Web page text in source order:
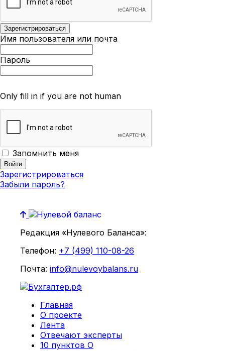
Имя пользователя или почта
Пароль
Only fill in if you are not human
Запомнить меня
Зарегистрироваться
Забыли пароль?
Редакция «Нулевого Баланса»:
Телефон: +7 (499) 110-08-26
Почта: info@nulevoybalans.ru
Главная
О проекте
Лента
Отвечают эксперты
10 пунктов О